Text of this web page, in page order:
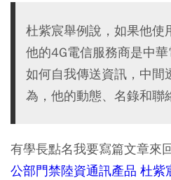
杜紫宸舉例說，如果他使
他的4G電信服務商是中
如何自我傳送資訊，中間
為，他的動態、名錄和聯
有學長點名我要寫篇文章來
公部門禁陸資通訊產品 杜紫